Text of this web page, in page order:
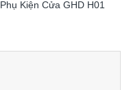
Phụ Kiện Cửa GHD H01